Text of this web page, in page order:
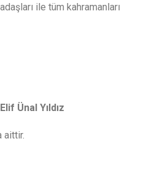
ile tüm kahramanları
Ünal Yıldız
aittir.